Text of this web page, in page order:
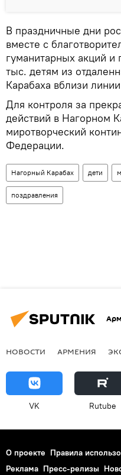
В праздничные дни
вместе с
гуманитарных акций и
тыс. детям из
Карабаха вблизи
Для контроля за
действий в Нагорном
миротворческий
Федерации.
Нагорный Карабах дети
поздравления
НОВОСТИ АРМЕНИЯ
VK Rutube
О проекте Правила
Реклама Пресс-релизы